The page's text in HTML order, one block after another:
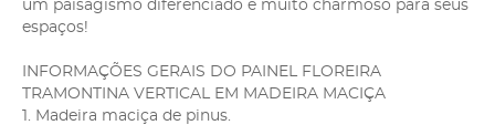
um paisagismo diferenciado e muito charmoso para seus
espaços!
INFORMAÇÕES GERAIS DO PAINEL FLOREIRA
TRAMONTINA VERTICAL EM MADEIRA MACIÇA
1. Madeira maciça de pinus.